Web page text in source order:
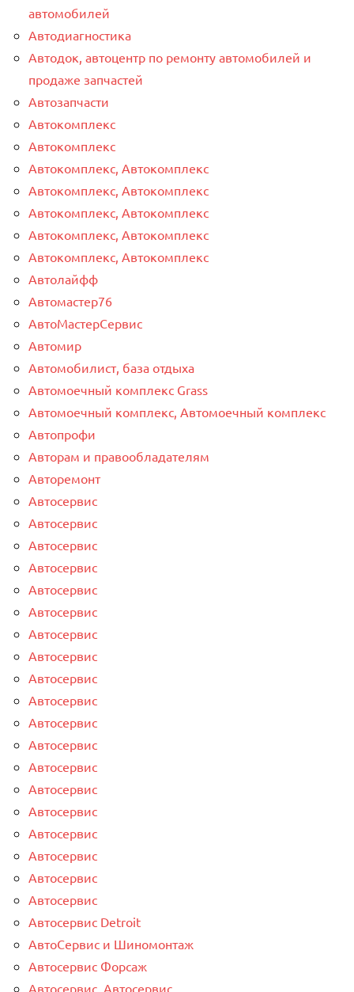
автомобилей
Автодиагностика
Автодок, автоцентр по ремонту автомобилей и
продаже запчастей
Автозапчасти
Автокомплекс
Автокомплекс
Автокомплекс, Автокомплекс
Автокомплекс, Автокомплекс
Автокомплекс, Автокомплекс
Автокомплекс, Автокомплекс
Автокомплекс, Автокомплекс
Автолайфф
Автомастер76
АвтоМастерСервис
Автомир
Автомобилист, база отдыха
Автомоечный комплекс Grass
Автомоечный комплекс, Автомоечный комплекс
Автопрофи
Авторам и правообладателям
Авторемонт
Автосервис
Автосервис
Автосервис
Автосервис
Автосервис
Автосервис
Автосервис
Автосервис
Автосервис
Автосервис
Автосервис
Автосервис
Автосервис
Автосервис
Автосервис
Автосервис
Автосервис
Автосервис
Автосервис
Автосервис Detroit
АвтоСервис и Шиномонтаж
Автосервис Форсаж
Автосервис, Автосервис